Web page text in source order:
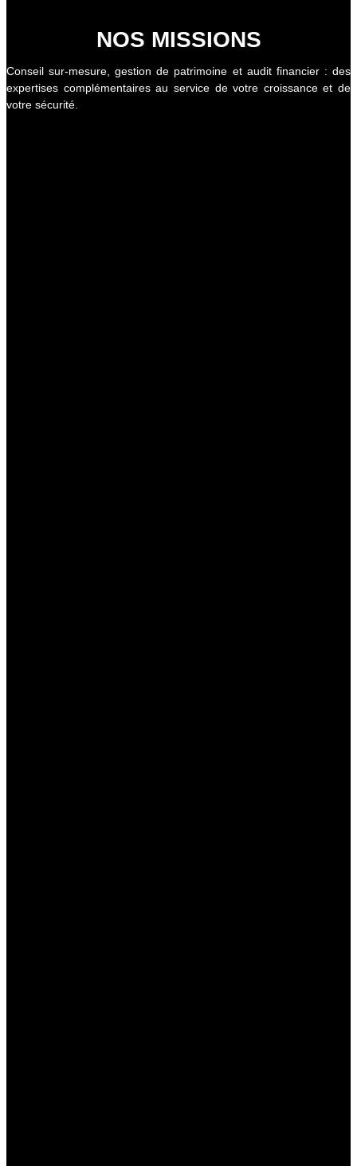
NOS MISSIONS
Conseil sur-mesure, gestion de patrimoine et audit financier : des
expertises complémentaires au service de votre croissance et de
votre sécurité.